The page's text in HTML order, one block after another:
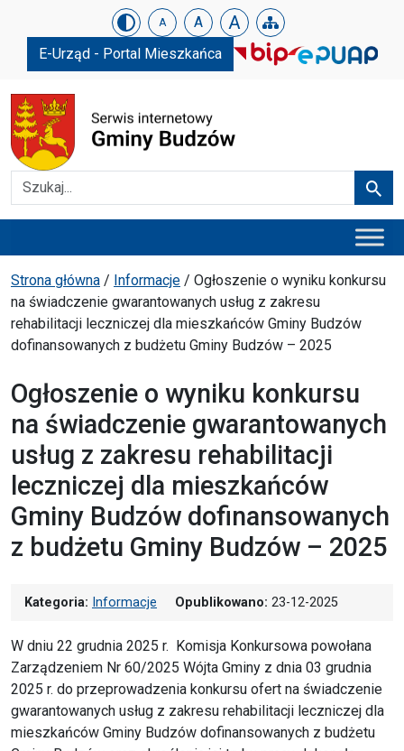
Urząd Gminy w Budzowie
Skip menu A A A
E-Urząd - Portal Mieszkańca
Szukaj
Ścieżka powrotu
Strona główna / Informacje / Ogłoszenie o wyniku konkursu
na świadczenie gwarantowanych usług z zakresu
rehabilitacji leczniczej dla mieszkańców Gminy Budzów
dofinansowanych z budżetu Gminy Budzów – 2025
Ogłoszenie o wyniku konkursu
na świadczenie gwarantowanych
usług z zakresu rehabilitacji
leczniczej dla mieszkańców
Gminy Budzów dofinansowanych
z budżetu Gminy Budzów – 2025
Kategoria: Informacje Opublikowano: 23-12-2025
W dniu 22 grudnia 2025 r. Komisja Konkursowa powołana
Zarządzeniem Nr 60/2025 Wójta Gminy z dnia 03 grudnia
2025 r. do przeprowadzenia konkursu ofert na świadczenie
gwarantowanych usług z zakresu rehabilitacji leczniczej dla
mieszkańców Gminy Budzów dofinansowanych z budżetu